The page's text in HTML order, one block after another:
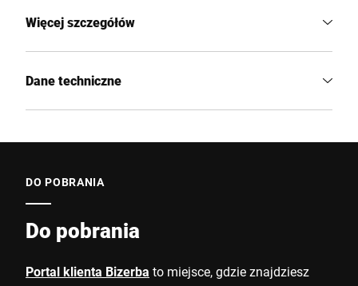
Więcej szczegółów
Dane techniczne
DO POBRANIA
Do pobrania
Portal klienta Bizerba to miejsce, gdzie znajdziesz